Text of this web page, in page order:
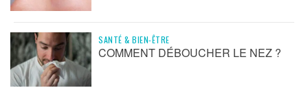
SANTÉ & BIEN-ÊTRE
COMMENT DÉBOUCHER LE NEZ ?